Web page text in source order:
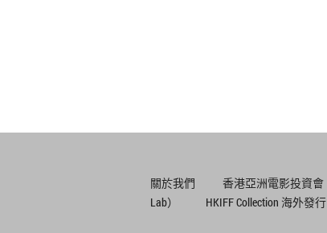
關於我們 香港亞洲電影投資會
Lab）
HKIFF Collection 海外發行